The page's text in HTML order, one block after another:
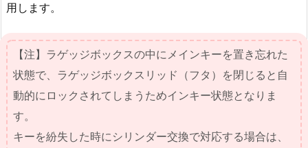
ス
ッ
チ
か
キ
ー
用します。
【注】ラゲッジボックスの中にメインキーを置き忘れた
状態で、ラゲッジボックスリッド（フタ）を閉じると自
動的にロックされてしまうためインキー状態となりま
す。
キーを紛失した時にシリンダー交換で対応する場合は、